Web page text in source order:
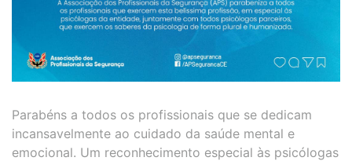
Parabéns a todos os profissionais que se dedicam
incansavelmente ao cuidado da saúde mental e
emocional. Um reconhecimento especial às psicólogas